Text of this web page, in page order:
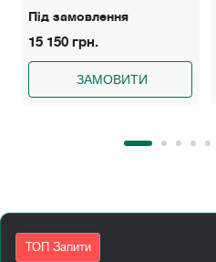
Під замовлення
15 150 грн.
ЗАМОВИТИ
ТОП Запити